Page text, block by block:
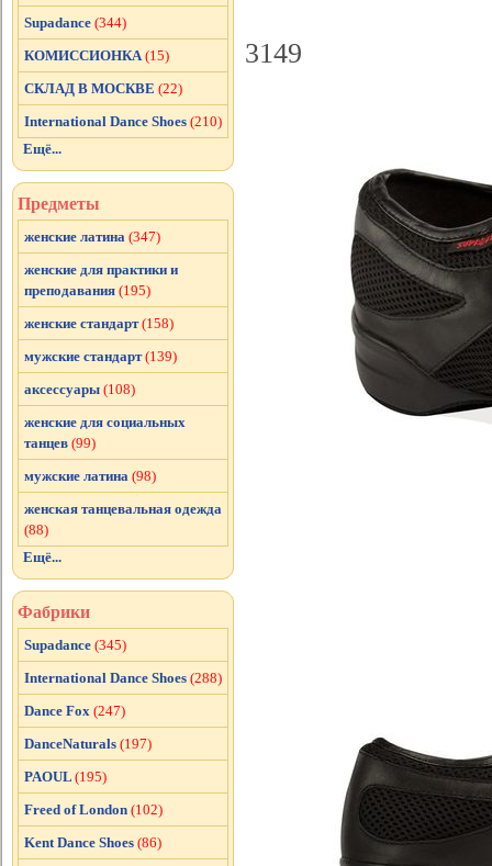
3149
Supadance (344)
КОМИССИОНКА (15)
СКЛАД В МОСКВЕ (22)
International Dance Shoes (210)
Ещё...
Предметы
женские латина (347)
женские для практики и
преподавания (195)
женские стандарт (158)
мужские стандарт (139)
аксессуары (108)
женские для социальных
танцев (99)
мужские латина (98)
женская танцевальная одежда
(88)
Ещё...
Фабрики
Supadance (345)
International Dance Shoes (288)
Dance Fox (247)
DanceNaturals (197)
PAOUL (195)
Freed of London (102)
Kent Dance Shoes (86)